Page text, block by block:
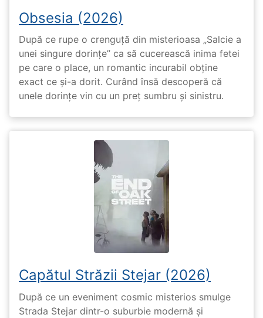
Obsesia (2026)
După ce rupe o crenguță din misterioasa „Salcie a
unei singure dorințe” ca să cucerească inima fetei
pe care o place, un romantic incurabil obține
exact ce și-a dorit. Curând însă descoperă că
unele dorințe vin cu un preț sumbru și sinistru.
Capătul Străzii Stejar (2026)
După ce un eveniment cosmic misterios smulge
Strada Stejar dintr-o suburbie modernă și